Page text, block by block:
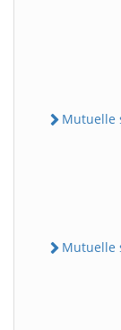
Mutuelle
Mutuelle